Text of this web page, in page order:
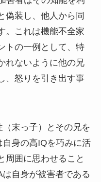
偽装し、他人から同
。これは機能不全家
トの一例として、特
れないように他の兄
、怒りを引き出す事
末っ子）とその兄を
身の高IQを巧みに活
周囲に思わせること
自身が被害者である